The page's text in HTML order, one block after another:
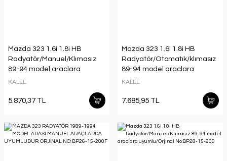
Mazda 323 1.6i 1.8i HB
Radyatör/Manuel/Klımasız
89-94 model araclara
uyumlu/Orjınal No:B61S-15-
KALEE
5.870,37 TL
Mazda 323 1.6i 1.8i HB
Radyatör/Otomatık/klımasız
89-94 model araclara
uyumlu/Orjınal No:B547-15-
KALEE
7.685,95 TL